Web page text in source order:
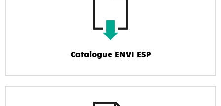
Catalogue ENVI ESP